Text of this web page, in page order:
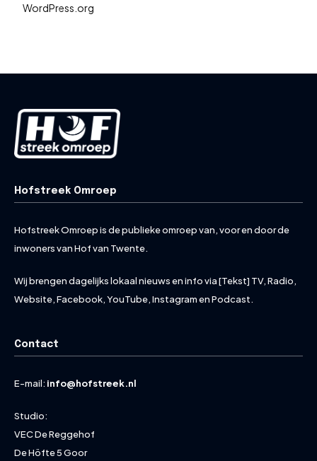
WordPress.org
Hofstreek Omroep
Hofstreek Omroep is de publieke omroep van, voor en door de
inwoners van Hof van Twente.
Wij brengen dagelijks lokaal nieuws en info via [Tekst] TV, Radio,
Website, Facebook, YouTube, Instagram en Podcast.
Contact
E-mail: info@hofstreek.nl
Studio:
VEC De Reggehof
De Höfte 5 Goor